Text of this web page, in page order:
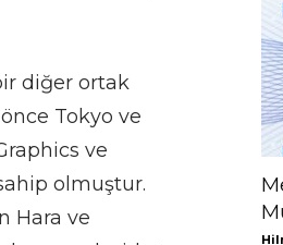
diğer ortak
Tokyo ve
ve
olmuştur.
Hara ve